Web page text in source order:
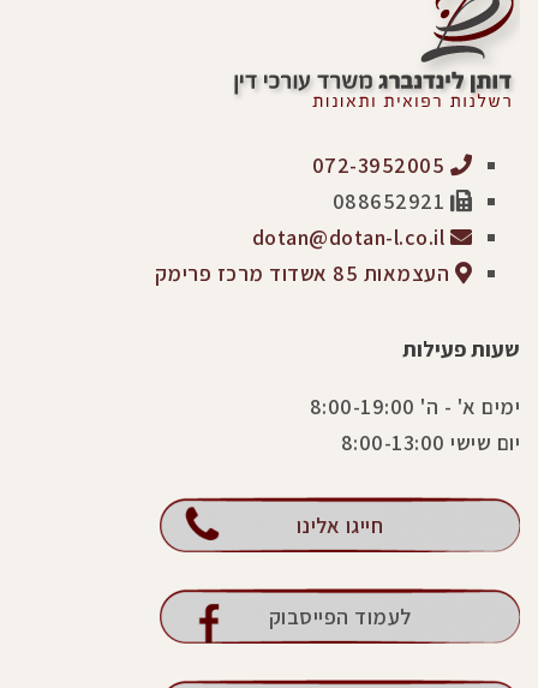
העצמאות 85 אשדוד מרכז פרימק
שעות פעילות
ימים א' - ה' 8:00-19:00
יום שישי 8:00-13:00
חייגו אלינו
לעמוד הפייסבוק